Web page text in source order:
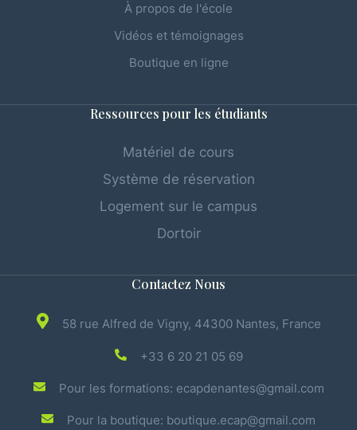
À propos de l'école
Vidéos et témoignages
Boutique en ligne
Ressources pour les étudiants
Matériel de cours
Système de réservation
Logement sur le campus
Dortoir
Contactez Nous
58 rue Alfred de Vigny, 44300 Nantes, France
+33 6 20 21 05 69
Pour les formations: ecapdenantes@gmail.com
Pour la boutique: boutique.ecap@gmail.com